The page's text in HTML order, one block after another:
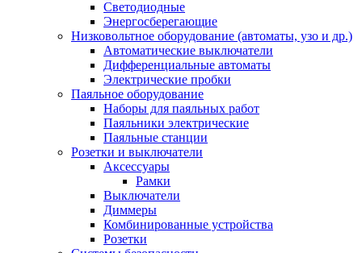
Светодиодные
Энергосберегающие
Низковольтное оборудование (автоматы, узо и др.)
Автоматические выключатели
Дифференциальные автоматы
Электрические пробки
Паяльное оборудование
Наборы для паяльных работ
Паяльники электрические
Паяльные станции
Розетки и выключатели
Аксессуары
Рамки
Выключатели
Диммеры
Комбинированные устройства
Розетки